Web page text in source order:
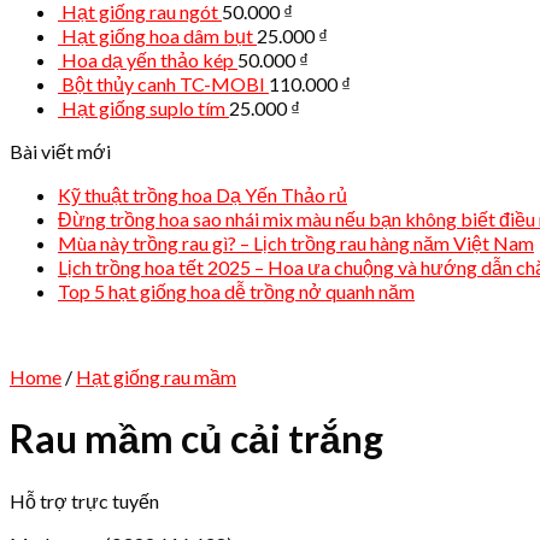
Hạt giống rau ngót 50.000₫
Hạt giống hoa dâm bụt 25.000₫
Hoa dạ yến thảo kép 50.000₫
Bột thủy canh TC-MOBI 110.000₫
Hạt giống suplo tím 25.000₫
Bài viết mới
Kỹ thuật trồng hoa Dạ Yến Thảo rủ
Đừng trồng hoa sao nhái mix màu nếu bạn không biết điều
Mùa này trồng rau gì? – Lịch trồng rau hàng năm Việt Nam
Lịch trồng hoa tết 2025 – Hoa ưa chuộng và hướng dẫn
Top 5 hạt giống hoa dễ trồng nở quanh năm
Home / Hạt giống rau mầm
Rau mầm củ cải trắng
Hỗ trợ trực tuyến